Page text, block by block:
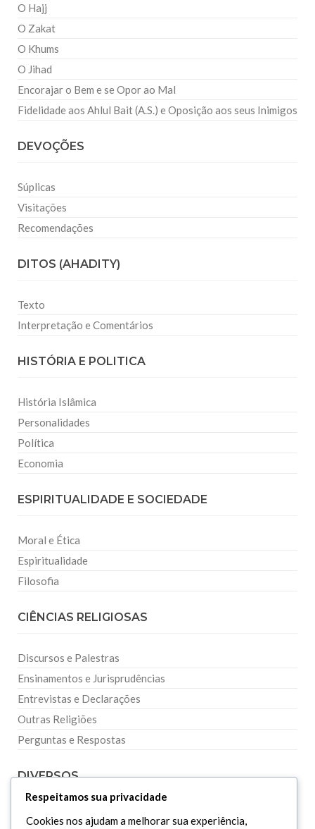
O Hajj
O Zakat
O Khums
O Jihad
Encorajar o Bem e se Opor ao Mal
Fidelidade aos Ahlul Bait (A.S.) e Oposição aos seus Inimigos
DEVOÇÕES
Súplicas
Visitações
Recomendações
DITOS (AHADITY)
Texto
Interpretação e Comentários
HISTÓRIA E POLITICA
História Islâmica
Personalidades
Política
Economia
ESPIRITUALIDADE E SOCIEDADE
Moral e Ética
Espiritualidade
Filosofia
CIÊNCIAS RELIGIOSAS
Discursos e Palestras
Ensinamentos e Jurisprudências
Entrevistas e Declarações
Outras Religiões
Perguntas e Respostas
DIVERSOS
Curiosidades
Respeitamos sua privacidade
Cookies nos ajudam a melhorar sua experiência,